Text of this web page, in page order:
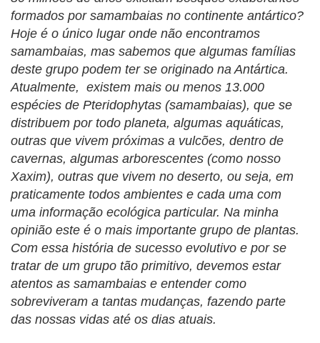
formados por samambaias no continente antártico?
Hoje é o único lugar onde não encontramos
samambaias, mas sabemos que algumas famílias
deste grupo podem ter se originado na Antártica.
Atualmente, existem mais ou menos 13.000
espécies de Pteridophytas (samambaias), que se
distribuem por todo planeta, algumas aquáticas,
outras que vivem próximas a vulcões, dentro de
cavernas, algumas arborescentes (como nosso
Xaxim), outras que vivem no deserto, ou seja, em
praticamente todos ambientes e cada uma com
uma informação ecológica particular. Na minha
opinião este é o mais importante grupo de plantas.
Com essa história de sucesso evolutivo e por se
tratar de um grupo tão primitivo, devemos estar
atentos as samambaias e entender como
sobreviveram a tantas mudanças, fazendo parte
das nossas vidas até os dias atuais.